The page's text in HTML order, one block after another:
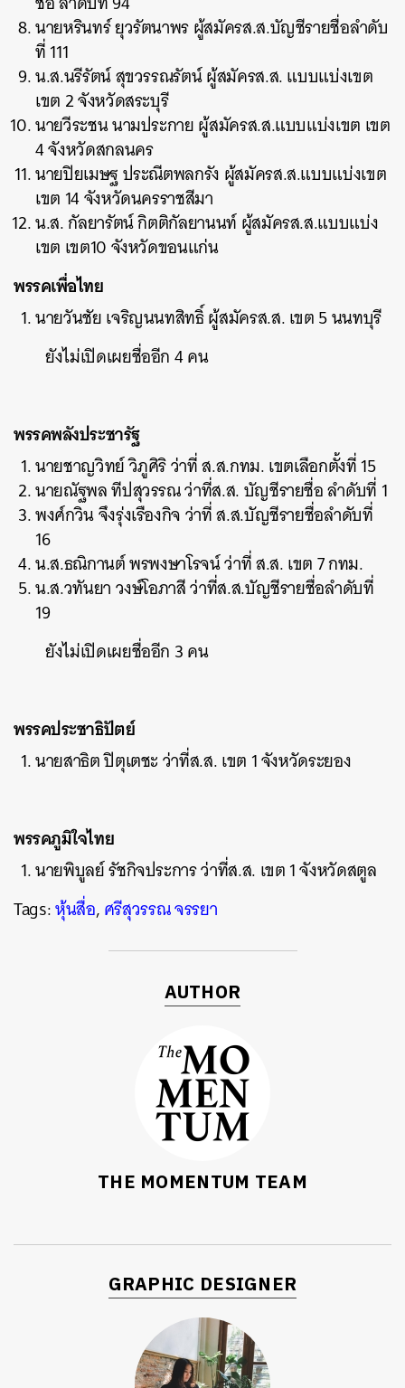
นายหรินทร์ ยุวรัตนาพร ผู้สมัครส.ส.บัญชีรายชื่อลำดับ
ที่ 111
น.ส.นรีรัตน์ สุขวรรณรัตน์ ผู้สมัครส.ส. แบบแบ่งเขต
เขต 2 จังหวัดสระบุรี
นายวีระชน นามประกาย ผู้สมัครส.ส.แบบแบ่งเขต เขต
4 จังหวัดสกลนคร
นายปิยเมษฐ ประณีตพลกรัง ผู้สมัครส.ส.แบบแบ่งเขต
เขต 14 จังหวัดนครราชสีมา
น.ส. กัลยารัตน์ กิตติกัลยานนท์ ผู้สมัครส.ส.แบบแบ่ง
เขต เขต10 จังหวัดขอนแก่น
พรรคเพื่อไทย
นายวันชัย เจริญนนทสิทธิ์ ผู้สมัครส.ส. เขต 5 นนทบุรี
ยังไม่เปิดเผยชื่ออีก 4 คน
พรรคพลังประชารัฐ
นายชาญวิทย์ วิภูศิริ ว่าที่ ส.ส.กทม. เขตเลือกตั้งที่ 15
นายณัฐพล ทีปสุวรรณ ว่าที่ส.ส. บัญชีรายชื่อ ลำดับที่ 1
พงศ์กวิน จึงรุ่งเรืองกิจ ว่าที่ ส.ส.บัญชีรายชื่อลำดับที่
16
น.ส.ธณิกานต์ พรพงษาโรจน์ ว่าที่ ส.ส. เขต 7 กทม.
น.ส.วทันยา วงษ์โอภาสี ว่าที่ส.ส.บัญชีรายชื่อลำดับที่
19
ยังไม่เปิดเผยชื่ออีก 3 คน
พรรคประชาธิปัตย์
นายสาธิต ปิตุเตชะ ว่าที่ส.ส. เขต 1 จังหวัดระยอง
พรรคภูมิใจไทย
นายพิบูลย์ รัชกิจประการ ว่าที่ส.ส. เขต 1 จังหวัดสตูล
Tags:หุ้นสื่อ,ศรีสุวรรณ จรรยา
AUTHOR
THE MOMENTUM TEAM
GRAPHIC DESIGNER
ค้นหา
SHARE TWEET LINE EMAIL